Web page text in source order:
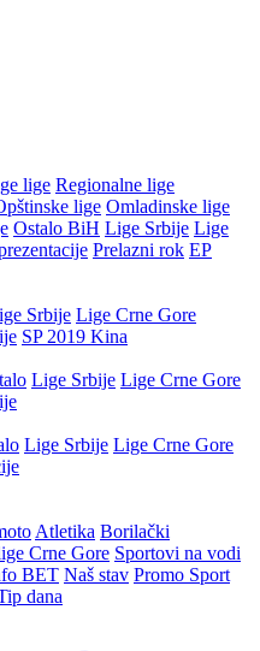
lige Regionalne lige
lige Omladinske lige
Ostalo BiH Lige Srbije Lige
Prelazni rok EP
Srbije Lige Crne Gore
SP 2019 Kina
Lige Srbije Lige Crne Gore
Lige Srbije Lige Crne Gore
Atletika Borilački
Crne Gore Sportovi na vodi
BET Naš stav Promo Sport
dana